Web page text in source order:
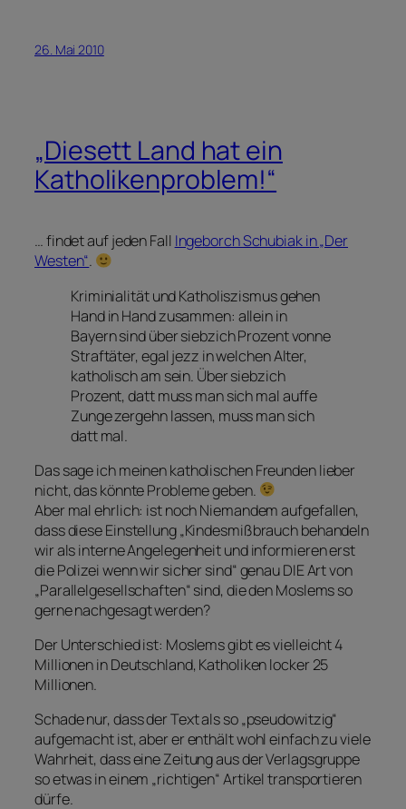
26. Mai 2010
„Diesett Land hat ein
Katholikenproblem!“
… findet auf jeden Fall Ingeborch Schubiak in „Der
Westen“.
Kriminialität und Katholiszismus gehen
Hand in Hand zusammen: allein in
Bayern sind über siebzich Prozent vonne
Straftäter, egal jezz in welchen Alter,
katholisch am sein. Über siebzich
Prozent, datt muss man sich mal auffe
Zunge zergehn lassen, muss man sich
datt mal.
Das sage ich meinen katholischen Freunden lieber
nicht, das könnte Probleme geben.
Aber mal ehrlich: ist noch Niemandem aufgefallen,
dass diese Einstellung „Kindesmißbrauch behandeln
wir als interne Angelegenheit und informieren erst
die Polizei wenn wir sicher sind“ genau DIE Art von
„Parallelgesellschaften“ sind, die den Moslems so
gerne nachgesagt werden?
Der Unterschied ist: Moslems gibt es vielleicht 4
Millionen in Deutschland, Katholiken locker 25
Millionen.
Schade nur, dass der Text als so „pseudowitzig“
aufgemacht ist, aber er enthält wohl einfach zu viele
Wahrheit, dass eine Zeitung aus der Verlagsgruppe
so etwas in einem „richtigen“ Artikel transportieren
dürfe.